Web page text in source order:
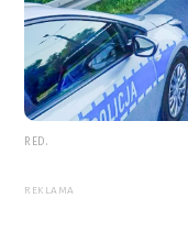
RED.
REKLAMA